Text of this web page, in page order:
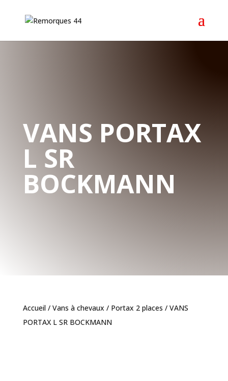
VANS PORTAX
L SR
BOCKMANN
Accueil/ Vans à chevaux / Portax 2 places / VANS
PORTAX L SR BOCKMANN